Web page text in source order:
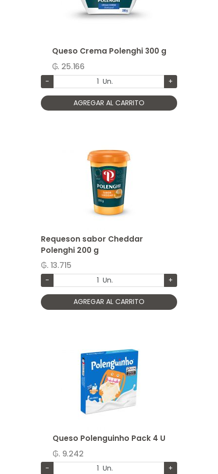
Queso Crema Polenghi 300 g
₲. 25.166
- Un. +
AGREGAR AL CARRITO
Requeson sabor Cheddar
Polenghi 200 g
₲. 13.715
- Un. +
AGREGAR AL CARRITO
Queso Polenguinho Pack 4 U
₲. 9.242
- Un. +